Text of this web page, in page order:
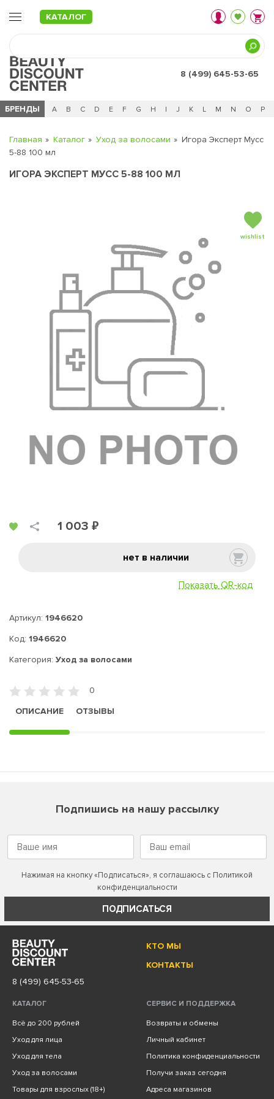
КАТАЛОГ
8 (499) 645-53-65
БРЕНДЫ
Ч 0 - 9 A B C D E F G H I J K L M N O P
Главная Каталог Уход за волосами
Игора Эксперт Мусс
5-88 100 мл
ИГОРА ЭКСПЕРТ МУСС 5-88 100 МЛ
wishlist
1 003 ₽
нет в наличии
Показать QR-код
Артикул: 1946620
Код: 1946620
Категория: Уход за волосами
0
ОПИСАНИЕ
ОТЗЫВЫ
Подпишись на нашу рассылку
Нажимая на кнопку «Подписаться», я соглашаюсь с Политикой
конфиденциальности
ПОДПИСАТЬСЯ
КТО МЫ
КОНТАКТЫ
8 (499) 645-53-65
КАТАЛОГ
Всё до 200 рублей
Уход для лица
Уход для тела
Уход за волосами
Товары для взрослых (18+)
СЕРВИС И ПОДДЕРЖКА
Возвраты и обмены
Личный кабинет
Политика конфиденциальности
Получи заказ сегодня
Адреса магазинов